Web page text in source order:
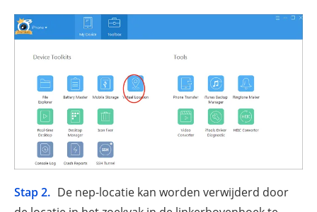
Stap 2. De nep-locatie kan worden verwijderd door